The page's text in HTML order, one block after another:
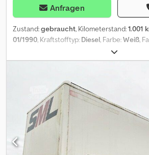
Anfragen
Zustand:gebraucht, Kilometerstand:1.001
01/1990 , Kraftstofftyp: Diesel , Farbe:Weiß ,
, Laderaumlänge:
Laderaumbreite:2.430 mm, Laderaumhöhe:
, Fahrzeugstandort: Bovenden,
Möbelkoffer Kunde 53615 statt
Bestellschein B207314 FZ Angezahlt 10.000,-
ZUBEHÖRANGABEN OHNE GEWÄHR,
Zwischenverkauf und Irrtümer vorbehalten! -
Rmlmopock